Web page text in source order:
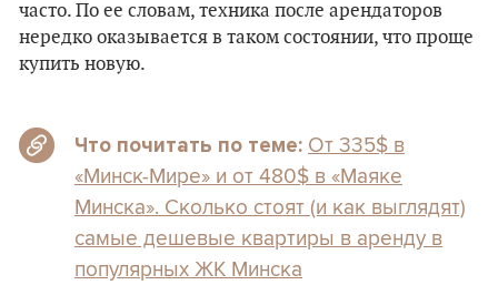
часто. По ее словам, техника после арендаторов
нередко оказывается в таком состоянии, что проще
купить новую.
Что почитать по теме: От 335$ в
«Минск-Мире» и от 480$ в «Маяке
Минска». Сколько стоят (и как выглядят)
самые дешевые квартиры в аренду в
популярных ЖК Минска